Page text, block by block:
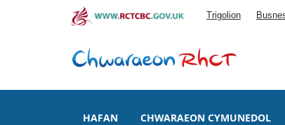
Trigolion
HAFAN CHWARAEON CYMUNEDOL